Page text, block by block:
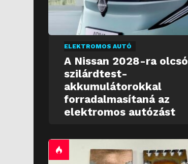
ELEKTROMOS AUTÓ
A Nissan 2028-ra olcsó
szilárdtest-
akkumulátorokkal
forradalmasítaná az
elektromos autózást